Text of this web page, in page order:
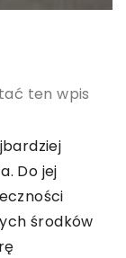
ten wpis
Do jej
środków